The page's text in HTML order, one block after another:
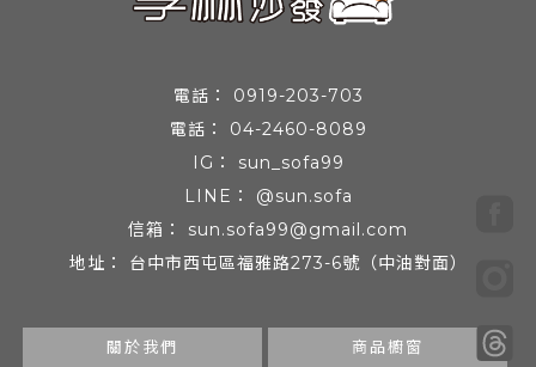
0919-203-703
04-2460-8089
sun_sofa99
@sun.sofa
sun.sofa99@gmail.com
台中市西屯區福雅路273-6號（中油對面）
關於我們 商品櫥窗